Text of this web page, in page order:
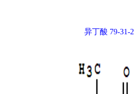
异丁酸 79-31-2